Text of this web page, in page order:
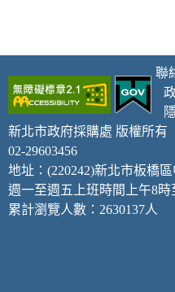
聯
新北市政府採購處 版權所有
02-29603456
地址：(220242)新北市板橋
週一至週五上班時間上午8時
累計瀏覽人數：2630137人